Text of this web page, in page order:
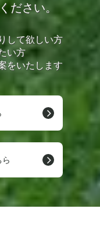
ださい。
して欲しい方
い方
をいたします